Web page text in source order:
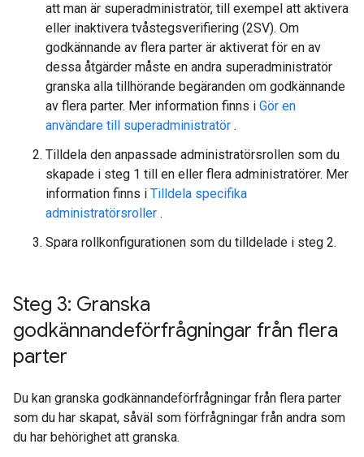
att man är superadministratör, till exempel att aktivera
eller inaktivera tvåstegsverifiering (2SV). Om
godkännande av flera parter är aktiverat för en av
dessa åtgärder måste en andra superadministratör
granska alla tillhörande begäranden om godkännande
av flera parter. Mer information finns i Gör en
användare till superadministratör .
Tilldela den anpassade administratörsrollen som du
skapade i steg 1 till en eller flera administratörer. Mer
information finns i Tilldela specifika
administratörsroller .
Spara rollkonfigurationen som du tilldelade i steg 2.
Steg 3: Granska
godkännandeförfrågningar från flera
parter
Du kan granska godkännandeförfrågningar från flera parter
som du har skapat, såväl som förfrågningar från andra som
du har behörighet att granska.